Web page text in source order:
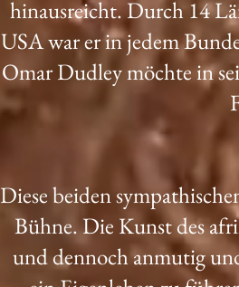
hinausreicht. Durch 14
USA war er in jedem
Omar Dudley möchte in
Diese beiden
Bühne. Die Kunst des
und dennoch anmutig